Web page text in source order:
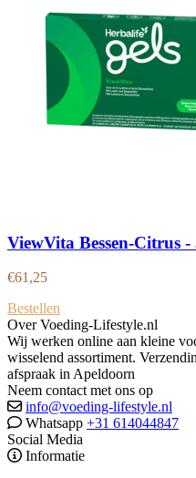
ViewVita Bessen-Citrus
€61,25
Bestellen
Over Voeding-Lifestyle.nl
Wij werken online aan kleine
wisselend assortiment.
afspraak in Apeldoorn
Neem contact met ons op
info@voeding-lifestyle.nl
Whatsapp +31 614044847
Social Media
Informatie